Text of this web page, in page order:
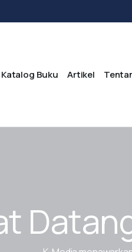
Katalog Buku Artikel